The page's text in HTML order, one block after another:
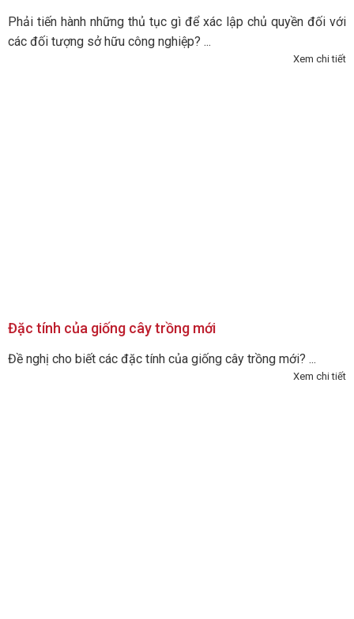
Phải tiến hành những thủ tục gì để xác lập chủ quyền đối với
các đối tượng sở hữu công nghiệp? ...
Xem chi tiết
Đặc tính của giống cây trồng mới
Đề nghị cho biết các đặc tính của giống cây trồng mới? ...
Xem chi tiết